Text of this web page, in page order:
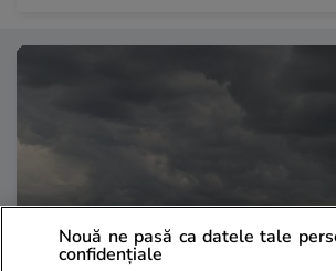
Nouă ne pasă ca datele tale
confidențiale